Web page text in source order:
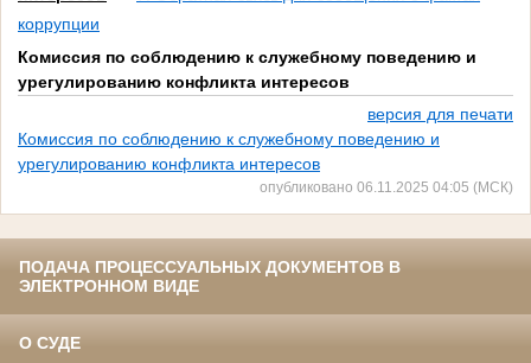
коррупции
Комиссия по соблюдению к служебному поведению и
урегулированию конфликта интересов
версия для печати
Комиссия по соблюдению к служебному поведению и
урегулированию конфликта интересов
опубликовано 06.11.2025 04:05 (МСК)
ПОДАЧА ПРОЦЕССУАЛЬНЫХ ДОКУМЕНТОВ В
ЭЛЕКТРОННОМ ВИДЕ
О СУДЕ